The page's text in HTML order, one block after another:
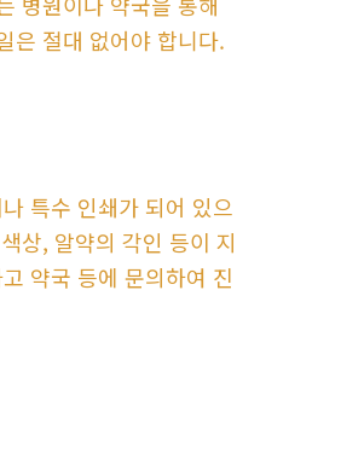
은 절대 없어야 합니다.
특수 인쇄가 되어 있으
상, 알약의 각인 등이 지
약국 등에 문의하여 진